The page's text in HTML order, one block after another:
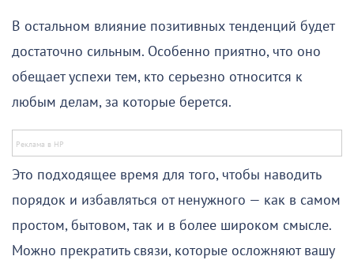
В остальном влияние позитивных тенденций будет
достаточно сильным. Особенно приятно, что оно
обещает успехи тем, кто серьезно относится к
любым делам, за которые берется.
Это подходящее время для того, чтобы наводить
порядок и избавляться от ненужного — как в самом
простом, бытовом, так и в более широком смысле.
Можно прекратить связи, которые осложняют вашу